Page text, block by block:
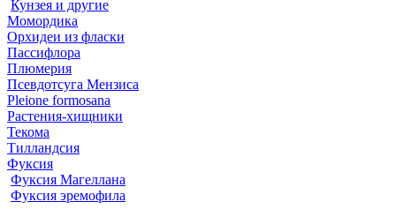
Кунзея и другие
Момордика
Орхидеи из фласки
Пассифлора
Плюмерия
Псевдотсуга Мензиса
Pleione formosana
Растения-хищники
Текома
Тилландсия
Фуксия
Фуксия Магеллана
Фуксия эремофила